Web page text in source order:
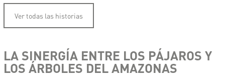
Ver todas las historias
LA SINERGÍA ENTRE LOS PÁJAROS Y
LOS ÁRBOLES DEL AMAZONAS